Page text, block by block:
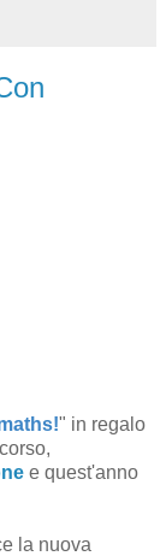
" in regalo
e quest'anno
la nuova